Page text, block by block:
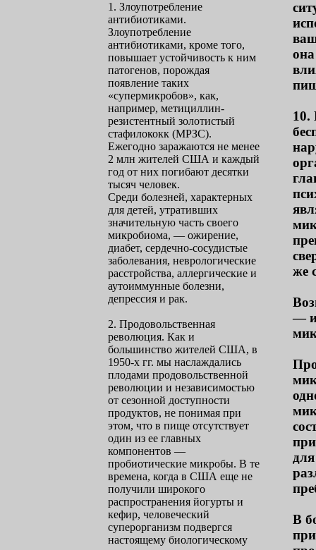
1. Злоупотребление
антибиотиками.
Злоупотребление
антибиотиками, кроме того,
повышает устойчивость к ним
патогенов, порождая
появление таких
«супермикробов», как,
например, метициллин-
резистентный золотистый
стафилококк (МРЗС).
Ежегодно заражаются не менее
2 млн жителей США и каждый
год от них погибают десятки
тысяч человек.
Среди болезней, характерных
для детей, утративших
значительную часть своего
микробиома, — ожирение,
диабет, сердечно-сосудистые
заболевания, неврологические
расстройства, аллергические и
аутоиммунные болезни,
депрессия и рак.
2. Продовольственная
революция. Как и
большинство жителей США, в
1950-х гг. мы наслаждались
плодами продовольственной
революции и независимостью
от сезонной доступности
продуктов, не понимая при
этом, что в пище отсутствует
один из ее главных
компонентов —
пробиотические микробы. В те
времена, когда в США еще не
получили широкого
распространения йогурты и
кефир, человеческий
суперорганизм подвергся
настоящему биологическому
10.
же
— и
В